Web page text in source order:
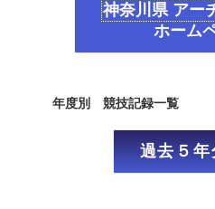
神奈川県 アー
ホーム
年度別 競技記録一覧
過去５